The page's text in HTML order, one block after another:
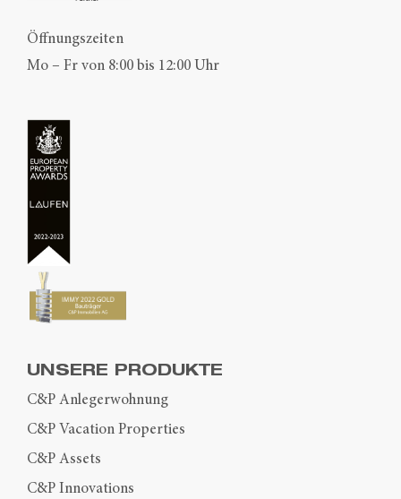
Öffnungszeiten
Mo – Fr von 8:00 bis 12:00 Uhr
UNSERE PRODUKTE
C&P Anlegerwohnung
C&P Vacation Properties
C&P Assets
C&P Innovations